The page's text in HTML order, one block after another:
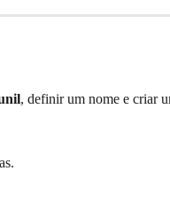
, definir um nome e criar